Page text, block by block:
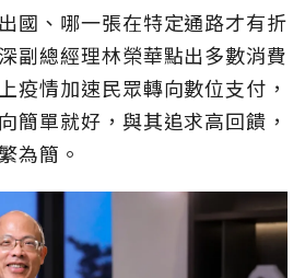
國、哪一張在特定通路才有折
副總經理林榮華點出多數消費
疫情加速民眾轉向數位支付，
簡單就好，與其追求高回饋，
為簡。